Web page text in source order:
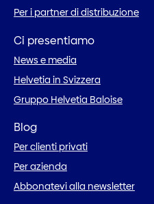
Per i partner di distribuzione
Ci presentiamo
News e media
Helvetia in Svizzera
Gruppo Helvetia Baloise
Blog
Per clienti privati
Per azienda
Abbonatevi alla newsletter